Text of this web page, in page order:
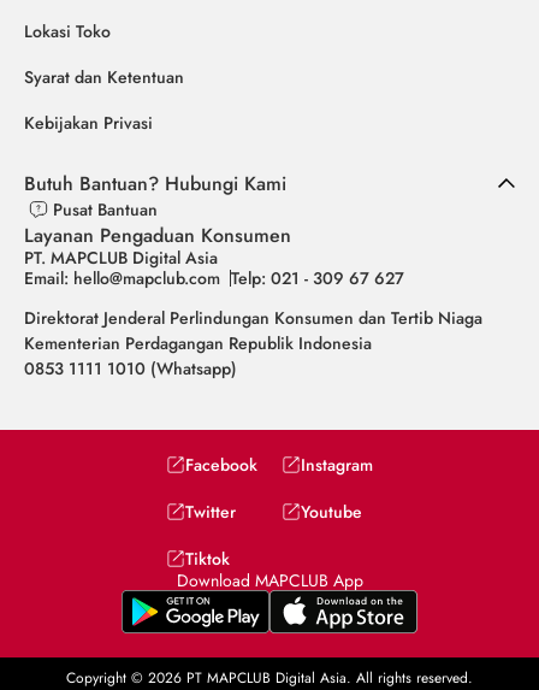
Lokasi Toko
Syarat dan Ketentuan
Kebijakan Privasi
Butuh Bantuan? Hubungi Kami
Pusat Bantuan
Layanan Pengaduan Konsumen
PT. MAPCLUB Digital Asia
Email: hello@mapclub.com Telp: 021 - 309 67 627
Direktorat Jenderal Perlindungan Konsumen dan Tertib Niaga
Kementerian Perdagangan Republik Indonesia
0853 1111 1010 (Whatsapp)
Facebook
Instagram
Twitter
Youtube
Tiktok
Download MAPCLUB App
Copyright © 2026 PT MAPCLUB Digital Asia. All rights reserved.